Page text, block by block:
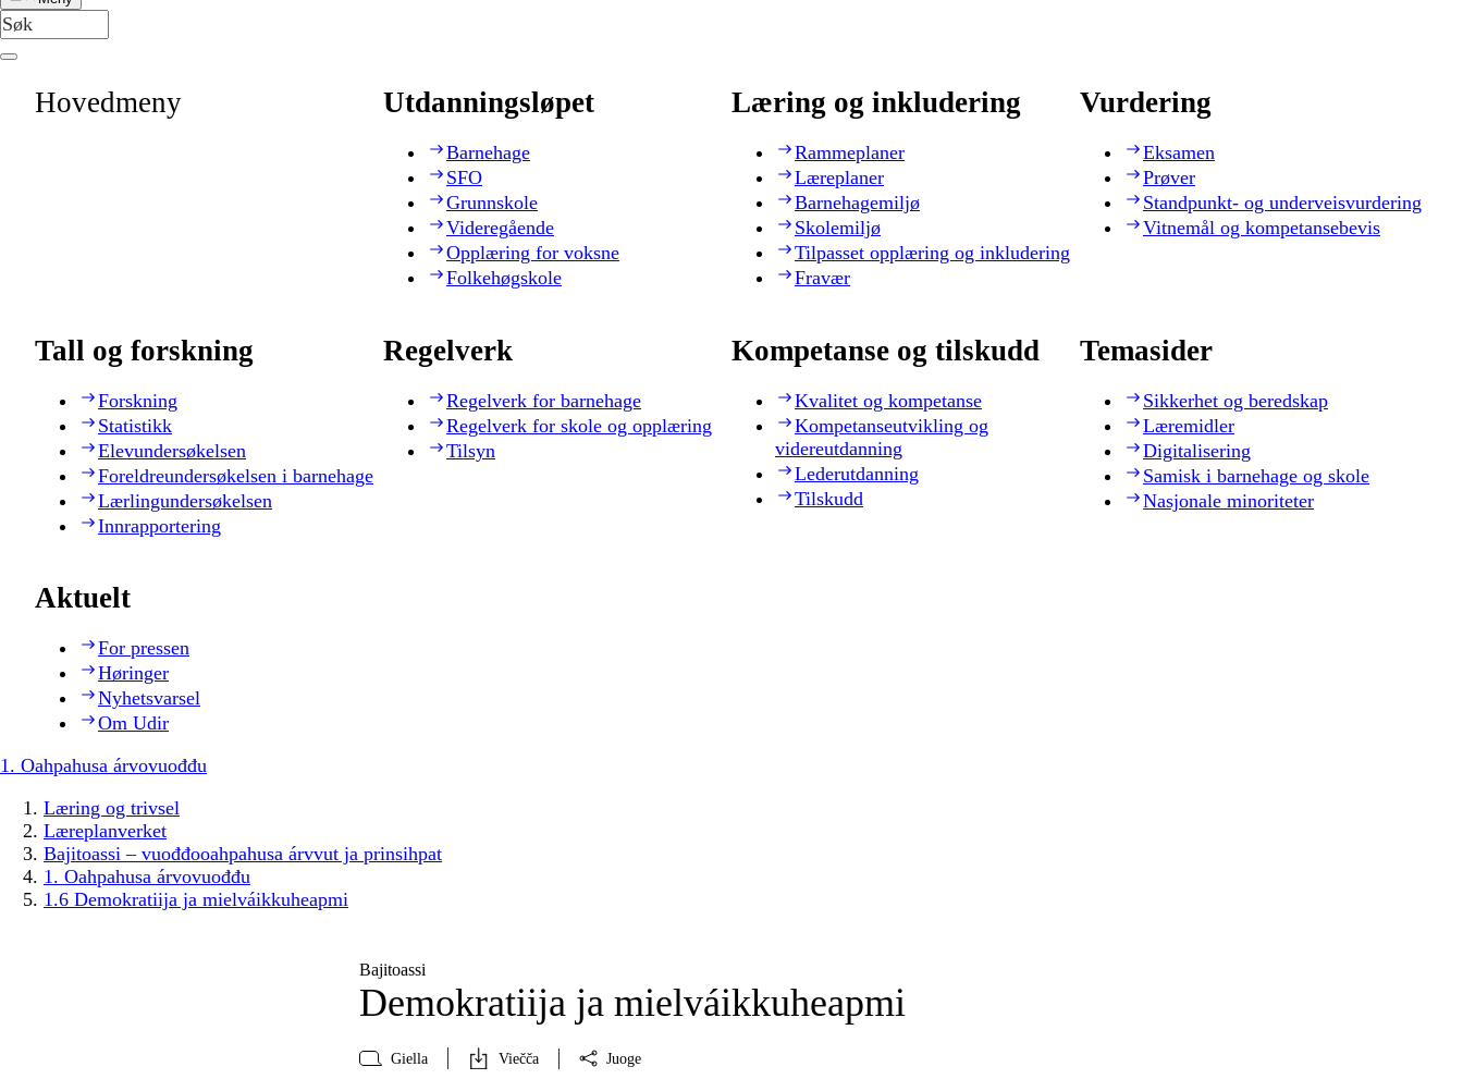
Hovedmeny Utdanningsløpet
Barnehage
SFO
Grunnskole
Videregående
Opplæring for voksne
Folkehøgskole
Læring og inkludering
Rammeplaner
Læreplaner
Barnehagemiljø
Skolemiljø
Tilpasset opplæring og inkludering
Fravær
Vurdering
Eksamen
Prøver
Standpunkt- og underveisvurdering
Vitnemål og kompetansebevis
Tall og forskning
Forskning
Statistikk
Elevundersøkelsen
Foreldreundersøkelsen i barnehage
Lærlingundersøkelsen
Innrapportering
Regelverk
Regelverk for barnehage
Regelverk for skole og opplæring
Tilsyn
Kompetanse og tilskudd
Kvalitet og kompetanse
Kompetanseutvikling og
videreutdanning
Lederutdanning
Tilskudd
Temasider
Sikkerhet og beredskap
Læremidler
Digitalisering
Samisk i barnehage og skole
Nasjonale minoriteter
Aktuelt
For pressen
Høringer
Nyhetsvarsel
Om Udir
1. Oahpahusa árvovuođđu
Læring og trivsel
Læreplanverket
Bajitoassi – vuođđooahpahusa árvvut ja prinsihpat
1. Oahpahusa árvovuođđu
1.6 Demokratiija ja mielváikkuheapmi
Bajitoassi
Demokratiija ja mielváikkuheapmi
Giella Viečča Juoge